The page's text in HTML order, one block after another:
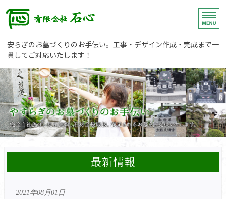
有
安らぎのお墓づくりのお手伝い。工事・デザイン作成・完成まで一
貫してご対応いたします！
ホーム
施工の流れ
施工例
会社概要
お問い合わせ
最新情報
2021年08月01日